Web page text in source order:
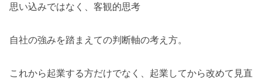
思い込みではなく、客観的思考
自社の強みを踏まえての判断軸の考え方。
これから起業する方だけでなく、起業してから改めて見直